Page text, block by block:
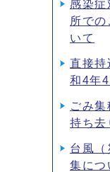
感染症
所で
いて
直接持
和4年4
ごみ
持ち去
台風（
集につ